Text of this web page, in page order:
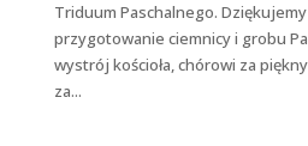
Triduum Paschalnego.
przygotowanie ciemnicy i grobu
wystrój kościoła, chórowi za
za...